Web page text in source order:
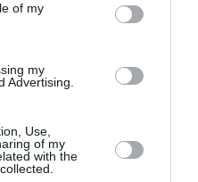
of my
my
Advertising.
Use,
of my
with the
ελεύθερη είσοδο
στον Θερινό
Δημοτικό